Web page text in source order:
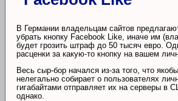
В Германии владельцам сайтов
убрать кнопку Facebook Like, иначе им
будет грозить штраф до 50 тысяч евро.
расценки за какую-то кнопку на вашем
Весь сыр-бор начался из-за того, что
нелегально собирает о пользователях
гигабайтами отправляет их на серверы в
однако.